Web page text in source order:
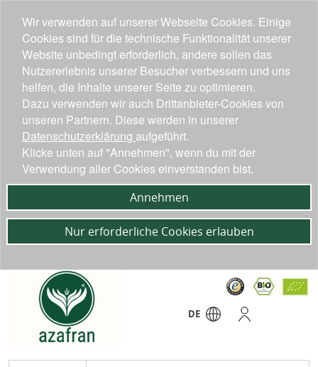
DE
Wir verwenden auf unserer Webseite Cookies. Einige
Cookies sind für die technische Funktionalität unserer
Website unbedingt erforderlich, andere sollen das
Nutzererlebnis unserer Besucher verbessern und uns
helfen, die Inhalte unserer Seite zu optimieren.
Dazu verwenden wir auch Drittanbieter-Cookies von
unseren Partnern. Diese werden in unserer
Datenschutzerklärung aufgeführt.
Klicke unten auf "Annehmen", wenn du mit der
Verwendung aller Cookies einverstanden bist.
Annehmen
Nur erforderliche Cookies erlauben